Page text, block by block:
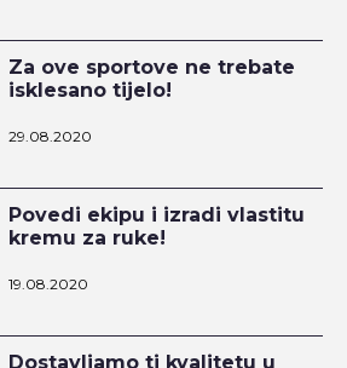
Za ove sportove ne trebate
isklesano tijelo!
29.08.2020
Povedi ekipu i izradi vlastitu
kremu za ruke!
19.08.2020
Dostavljamo ti kvalitetu u